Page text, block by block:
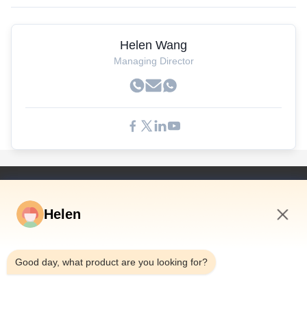
Helen Wang
Managing Director
Filmy
O Nas
Helen
Good day, what product are you looking for?